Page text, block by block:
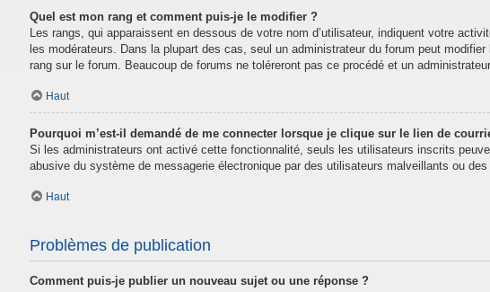
Quel est mon rang et comment puis-je le modifier ?
Les rangs, qui apparaissent en dessous de votre nom d’utilisateur, indiquent votre
les modérateurs. Dans la plupart des cas, seul un administrateur du forum peut
rang sur le forum. Beaucoup de forums ne toléreront pas ce procédé et un
Haut
Pourquoi m’est-il demandé de me connecter lorsque je clique sur le lien de
Si les administrateurs ont activé cette fonctionnalité, seuls les utilisateurs inscrits
abusive du système de messagerie électronique par des utilisateurs malveillants ou des
Haut
Problèmes de publication
Comment puis-je publier un nouveau sujet ou une réponse ?